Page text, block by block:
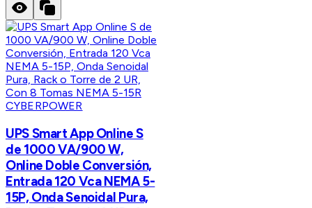
CYBERPOWER
UPS Smart App Online S
de 1000 VA/900 W,
Online Doble Conversión,
Entrada 120 Vca NEMA 5-
15P, Onda Senoidal Pura,